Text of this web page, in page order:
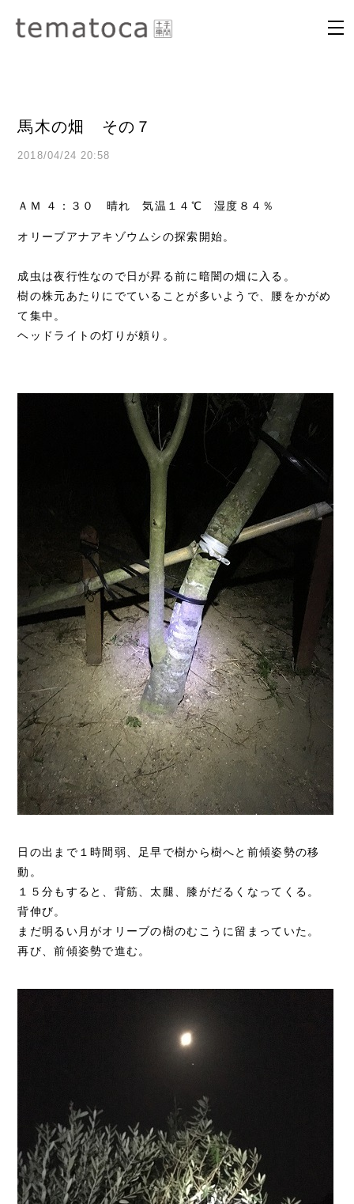
馬木の畑 その７
2018/04/24 20:58
ＡＭ ４：３０ 晴れ 気温１４℃ 湿度８４％
オリーブアナアキゾウムシの探索開始。
成虫は夜行性なので日が昇る前に暗闇の畑に入る。
樹の株元あたりにでていることが多いようで、腰をかがめ
て集中。
ヘッドライトの灯りが頼り。
日の出まで１時間弱、足早で樹から樹へと前傾姿勢の移
動。
１５分もすると、背筋、太腿、膝がだるくなってくる。
背伸び。
まだ明るい月がオリーブの樹のむこうに留まっていた。
再び、前傾姿勢で進む。